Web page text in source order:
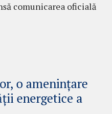
comunicarea oficială
o amenințare
energetice a